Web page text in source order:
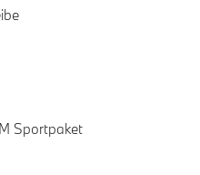
Sportpaket